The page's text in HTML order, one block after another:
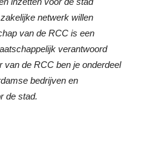
netwerk willen
van de RCC is een
verantwoord
van de RCC ben je onderdeel
bedrijven en
de stad.